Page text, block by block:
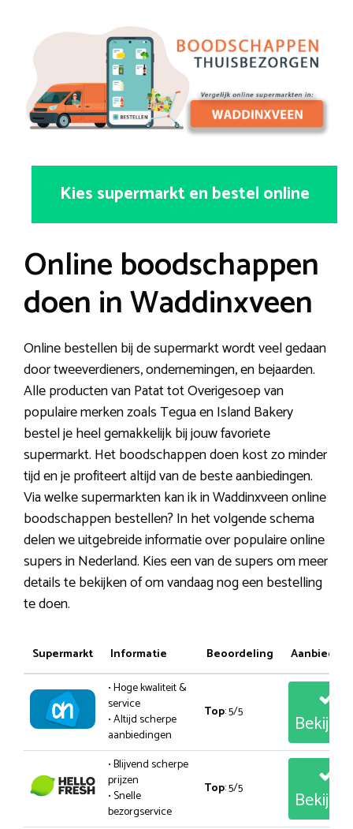
Kies supermarkt en bestel online
Online boodschappen
doen in Waddinxveen
Online bestellen bij de supermarkt wordt veel gedaan
door tweeverdieners, ondernemingen, en bejaarden.
Alle producten van Patat tot Overigesoep van
populaire merken zoals Tegua en Island Bakery
bestel je heel gemakkelijk bij jouw favoriete
supermarkt. Het boodschappen doen kost zo minder
tijd en je profiteert altijd van de beste aanbiedingen.
Via welke supermarkten kan ik in Waddinxveen online
boodschappen bestellen? In het volgende schema
delen we uitgebreide informatie over populaire online
supers in Nederland. Kies een van de supers om meer
details te bekijken of om vandaag nog een bestelling
te doen.
Supermarkt Informatie Beoordeling
• Hoge kwaliteit &
service
• Altijd scherpe
aanbiedingen
Top: 5/5
• Blijvend scherpe
prijzen
• Snelle
bezorgservice
Top: 5/5